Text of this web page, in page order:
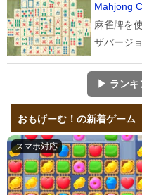
Mahjong
麻雀牌を
ザバージョ
▶ ランキ
おもげーむ！の新着ゲーム